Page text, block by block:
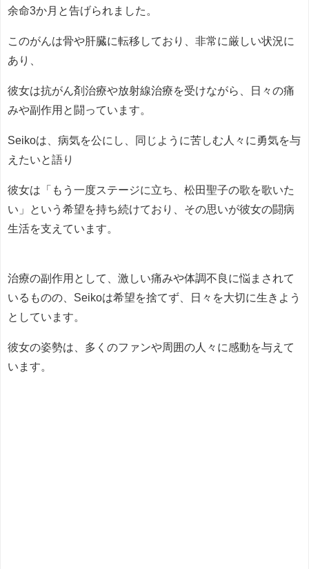
余命3か月と告げられました。
このがんは骨や肝臓に転移しており、非常に厳しい状況に
あり、
彼女は抗がん剤治療や放射線治療を受けながら、日々の痛
みや副作用と闘っています。
Seikoは、病気を公にし、同じように苦しむ人々に勇気を与
えたいと語り
彼女は「もう一度ステージに立ち、松田聖子の歌を歌いた
い」という希望を持ち続けており、その思いが彼女の闘病
生活を支えています。
治療の副作用として、激しい痛みや体調不良に悩まされて
いるものの、Seikoは希望を捨てず、日々を大切に生きよう
としています。
彼女の姿勢は、多くのファンや周囲の人々に感動を与えて
います。